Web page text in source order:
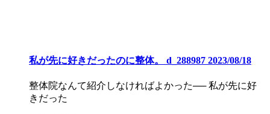
私が先に好きだったのに整体。 d_288987 2023/08/18
整体院なんて紹介しなければよかった── 私が先に好
きだった